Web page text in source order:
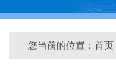
您当前的位置： 首页